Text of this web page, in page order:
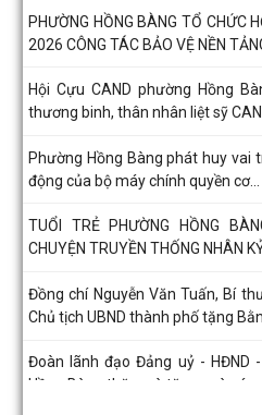
PHƯỜNG HỒNG BÀNG TỔ CHỨC
2026 CÔNG TÁC BẢO VỆ NỀN
Hội Cựu CAND phường Hồng
thương binh, thân nhân liệt sỹ
Phường Hồng Bàng phát huy vai
động của bộ máy chính quyền cơ...
TUỔI TRẺ PHƯỜNG HỒNG
CHUYỆN TRUYỀN THỐNG NHÂN
Đồng chí Nguyễn Văn Tuấn, Bí
Chủ tịch UBND thành phố tặng
Đoàn lãnh đạo Đảng uỷ - HĐND
Hồng Bàng thăm và tặng quà các